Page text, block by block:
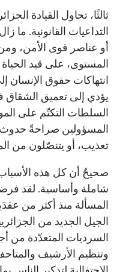
ثالثًا، تحاول القيادة
التداعيات القانونية. ما
أو عناصر قوى الأمن،
المستوى، على قيد
انتهاكات حقوق الإنسان
يؤدي إلى تعميق الشقاق
السلطات التكتّم على
المسؤولين صراحةً حدوث
تعذيب، أو يتنصّلون من
صحيحٌ أن كل هذه الأسباب
شاملة وأساسية. لقد
المسألة منذ أكثر من
الجيل الجديد من
السرديات المتعدّدة من
وتنظيم الأرشيف